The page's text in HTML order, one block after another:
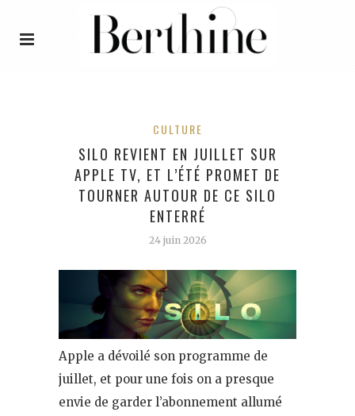
CULTURE
SILO REVIENT EN JUILLET SUR
APPLE TV, ET L’ÉTÉ PROMET DE
TOURNER AUTOUR DE CE SILO
ENTERRÉ
24 juin 2026
Apple a dévoilé son programme de
juillet, et pour une fois on a presque
envie de garder l’abonnement allumé